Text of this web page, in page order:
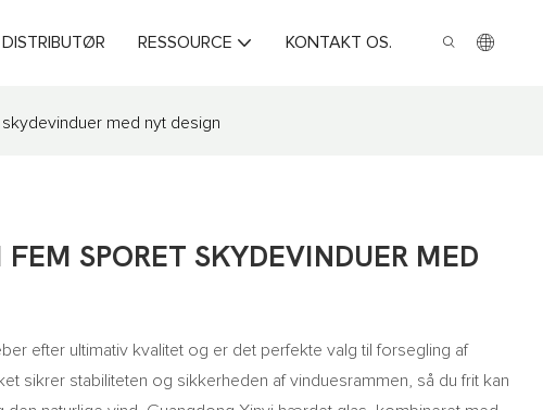
DISTRIBUTØR RESSOURCE KONTAKT OS.
med nyt design
SPORET SKYDEVINDUER MED
efter ultimativ kvalitet og er det perfekte valg til forsegling af
sikrer stabiliteten og sikkerheden af ​​vinduesrammen, så du frit kan